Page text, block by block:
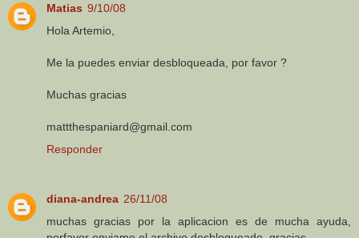
Matias 9/10/08
Hola Artemio,
Me la puedes enviar desbloqueada, por favor ?
Muchas gracias
mattthespaniard@gmail.com
Responder
diana-andrea 26/11/08
muchas gracias por la aplicacion es de mucha ayuda,